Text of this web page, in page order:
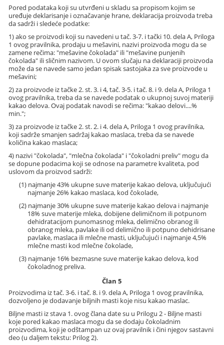
Pored podataka koji su utvrđeni u skladu sa propisom kojim se
uređuje deklarisanje i označavanje hrane, deklaracija proizvoda treba
da sadrži i sledeće podatke:
1) ako se proizvodi koji su navedeni u tač. 3-7. i tački 10. dela A, Priloga
1 ovog pravilnika, prodaju u mešavini, nazivi proizvoda mogu da se
zamene rečima: "mešavine čokolada" ili "mešavine punjenih
čokolada" ili sličnim nazivom. U ovom slučaju na deklaraciji proizvoda
može da se navede samo jedan spisak sastojaka za sve proizvode u
mešavini;
2) za proizvode iz tačke 2. st. 3. i 4, tač. 3-5. i tač. 8. i 9. dela A, Priloga 1
ovog pravilnika, treba da se navede podatak o ukupnoj suvoj materiji
kakao delova. Ovaj podatak navodi se rečima: "kakao delovi....%
min.";
3) za proizvode iz tačke 2. st. 2. i 4. dela A, Priloga 1 ovog pravilnika,
koji sadrže smanjen sadržaj kakao maslaca, treba da se navede
količina kakao maslaca;
4) nazivi "čokolada", "mlečna čokolada" i "čokoladni preliv" mogu da
se dopune podacima koji se odnose na parametre kvaliteta, pod
uslovom da proizvod sadrži:
(1) najmanje 43% ukupne suve materije kakao delova, uključujući
najmanje 26% kakao maslaca, kod čokolade,
(2) najmanje 30% ukupne suve materije kakao delova i najmanje
18% suve materije mleka, dobijene delimičnom ili potpunom
dehidratacijom punomasnog mleka, delimično obranog ili
obranog mleka, pavlake ili od delimično ili potpuno dehidrisane
pavlake, maslaca ili mlečne masti, uključujući i najmanje 4,5%
mlečne masti kod mlečne čokolade,
(3) najmanje 16% bezmasne suve materije kakao delova, kod
čokoladnog preliva.
Član 5
Proizvodima iz tač. 3-6. i tač. 8. i 9. dela A, Priloga 1 ovog pravilnika,
dozvoljeno je dodavanje biljnih masti koje nisu kakao maslac.
Biljne masti iz stava 1. ovog člana date su u Prilogu 2 - Biljne masti
koje pored kakao maslaca mogu da se dodaju čokoladnim
proizvodima, koji je odštampan uz ovaj pravilnik i čini njegov sastavni
deo (u daljem tekstu: Prilog 2).